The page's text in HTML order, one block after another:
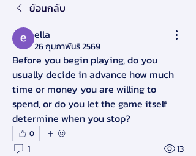
ย้อนกลับ
ella
26 กุมภาพันธ์ 2569
Before you begin playing, do you
usually decide in advance how much
time or money you are willing to
spend, or do you let the game itself
determine when you stop?
0
1
13